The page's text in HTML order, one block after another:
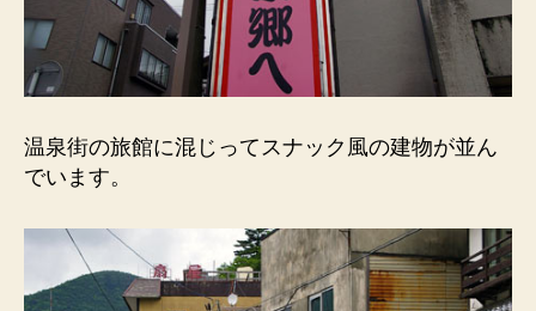
温泉街の旅館に混じってスナック風の建物が並ん
でいます。